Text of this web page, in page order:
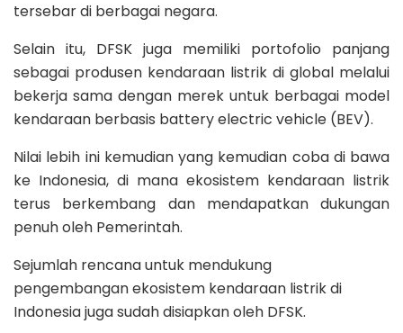
tersebar di berbagai negara.
Selain itu, DFSK juga memiliki portofolio panjang
sebagai produsen kendaraan listrik di global melalui
bekerja sama dengan merek untuk berbagai model
kendaraan berbasis battery electric vehicle (BEV).
Nilai lebih ini kemudian yang kemudian coba di bawa
ke Indonesia, di mana ekosistem kendaraan listrik
terus berkembang dan mendapatkan dukungan
penuh oleh Pemerintah.
Sejumlah rencana untuk mendukung
pengembangan ekosistem kendaraan listrik di
Indonesia juga sudah disiapkan oleh DFSK.